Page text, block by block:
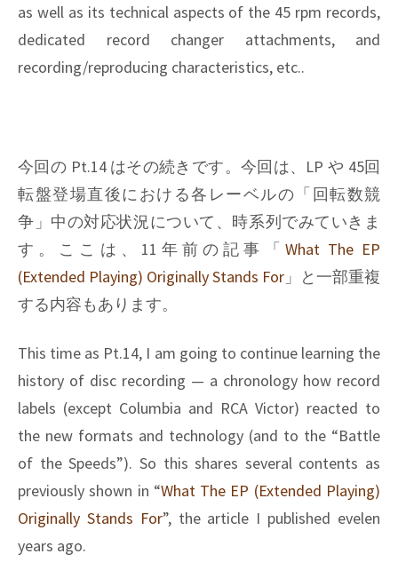
as well as its technical aspects of the 45 rpm records,
dedicated record changer attachments, and
recording/reproducing characteristics, etc..
今回の Pt.14 はその続きです。今回は、LP や 45回
転盤登場直後における各レーベルの「回転数競
争」中の対応状況について、時系列でみていきま
す。ここは、11年前の記事「 What The EP
(Extended Playing) Originally Stands For 」と一部重複
する内容もあります。
This time as Pt.14, I am going to continue learning the
history of disc recording — a chronology how record
labels (except Columbia and RCA Victor) reacted to
the new formats and technology (and to the “Battle
of the Speeds”). So this shares several contents as
previously shown in “What The EP (Extended Playing)
Originally Stands For”, the article I published evelen
years ago.